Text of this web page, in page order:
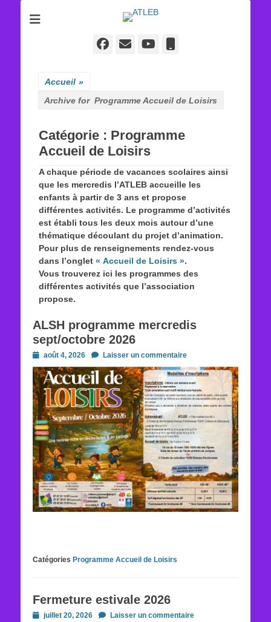
ATLEB
Facebook
E-
YouTube
Accueil »
Archive for Programme Accueil de Loisirs
Catégorie : Programme
Accueil de Loisirs
A chaque période de vacances scolaires ainsi
que les mercredis l’ATLEB accueille les
enfants à partir de 3 ans et propose
différentes activités. Le programme d’activités
est établi tous les deux mois autour d’une
thématique découlant du projet d’animation.
Pour plus de renseignements rendez-vous
dans l’onglet « Accueil de Loisirs ».
Vous trouverez ici les programmes des
différentes activités que l’association
propose.
ALSH programme mercredis
sept/octobre 2026
Posted
on
août 4, 2026 Laisser un commentaire
Catégories Programme Accueil de Loisirs
Fermeture estivale 2026
Postedjuillet 20, 2026 Laisser un commentaire